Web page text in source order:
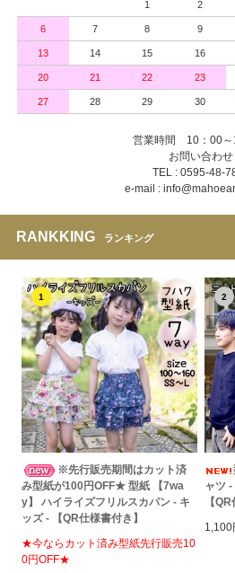
1 2
6 7 8 9
13 14 15 16
20 21 22 23
27 28 29 30
営業時間 10：00～
お問い合わせ
TEL : 0595-48-
e-mail :
RANKKING ランキング
1
※先行販売期間はカット済
み型紙が100円OFF★ 型紙 【7wa
y】 ハイライズフリルスカパン - キ
ッズ - 【QR仕様書付き】
★今ならカット済み型紙先行販売10
0円OFF★
2
ャツ
【
1,100